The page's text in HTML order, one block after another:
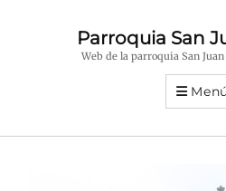
Parroquia San
Web de la parroquia San
Menú